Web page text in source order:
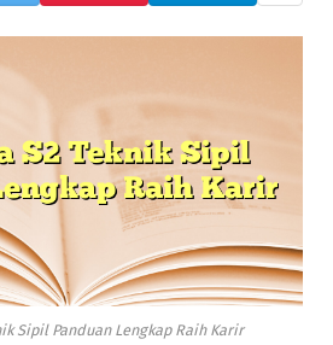
Sipil Panduan Lengkap Raih Karir